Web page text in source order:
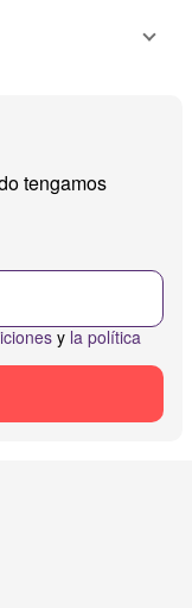
tengamos
y la política